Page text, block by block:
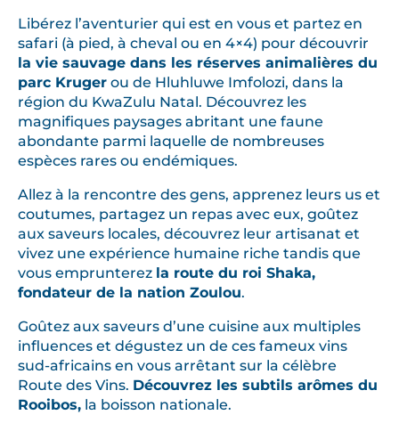
Libérez l’aventurier qui est en vous et partez en
safari (à pied, à cheval ou en 4×4) pour découvrir
la vie sauvage dans les réserves animalières du
parc Kruger ou de Hluhluwe Imfolozi, dans la
région du KwaZulu Natal. Découvrez les
magnifiques paysages abritant une faune
abondante parmi laquelle de nombreuses
espèces rares ou endémiques.
Allez à la rencontre des gens, apprenez leurs us et
coutumes, partagez un repas avec eux, goûtez
aux saveurs locales, découvrez leur artisanat et
vivez une expérience humaine riche tandis que
vous emprunterez la route du roi Shaka,
fondateur de la nation Zoulou.
Goûtez aux saveurs d’une cuisine aux multiples
influences et dégustez un de ces fameux vins
sud-africains en vous arrêtant sur la célèbre
Route des Vins. Découvrez les subtils arômes du
Rooibos, la boisson nationale.